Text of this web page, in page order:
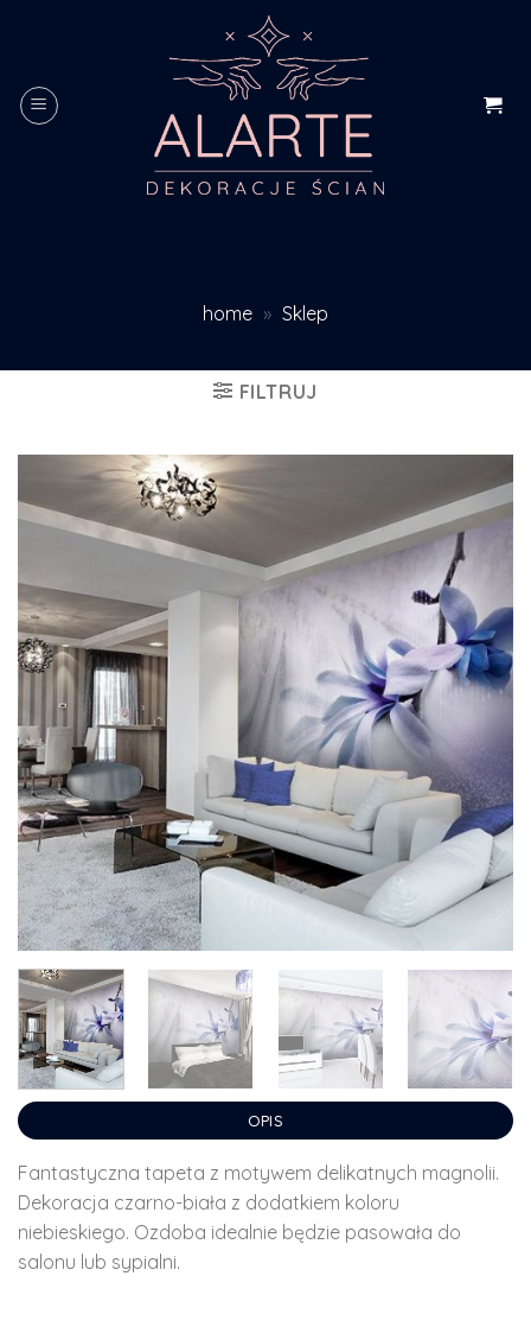
home » Sklep
FILTRUJ
OPIS
Fantastyczna tapeta z motywem delikatnych magnolii.
Dekoracja czarno-biała z dodatkiem koloru
niebieskiego. Ozdoba idealnie będzie pasowała do
salonu lub sypialni.